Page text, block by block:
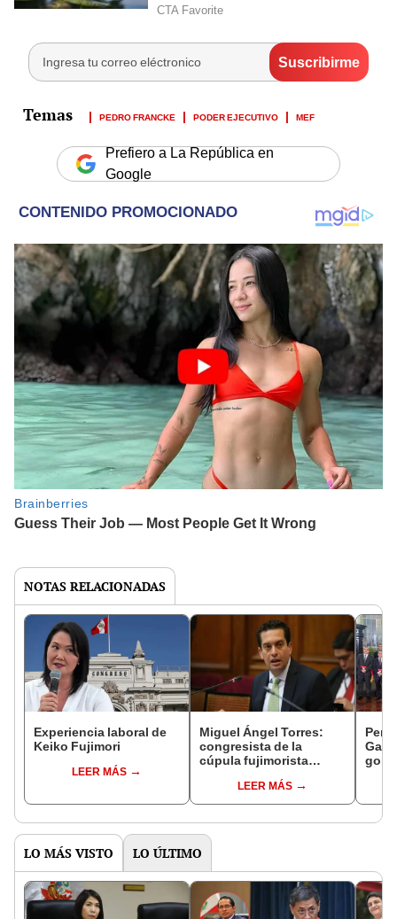
PEDRO FRANCKE PODER EJECUTIVO MEF
Prefiero a La República en
Google
NOTAS RELACIONADAS
Experiencia laboral de
Keiko Fujimori
LEER MÁS
Miguel Ángel Torres:
congresista de la
cúpula fujimorista
del SenadoLEER MÁS
LO MÁS VISTO LO ÚLTIMO